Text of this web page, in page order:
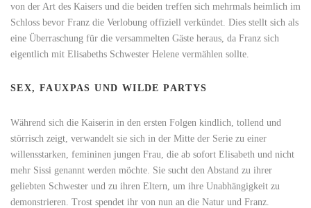
von der Art des Kaisers und die beiden treffen sich mehrmals heimlich im
Schloss bevor Franz die Verlobung offiziell verkündet. Dies stellt sich als
eine Überraschung für die versammelten Gäste heraus, da Franz sich
eigentlich mit Elisabeths Schwester Helene vermählen sollte.
SEX, FAUXPAS UND WILDE PARTYS
Während sich die Kaiserin in den ersten Folgen kindlich, tollend und
störrisch zeigt, verwandelt sie sich in der Mitte der Serie zu einer
willensstarken, femininen jungen Frau, die ab sofort Elisabeth und nicht
mehr Sissi genannt werden möchte. Sie sucht den Abstand zu ihrer
geliebten Schwester und zu ihren Eltern, um ihre Unabhängigkeit zu
demonstrieren. Trost spendet ihr von nun an die Natur und Franz.